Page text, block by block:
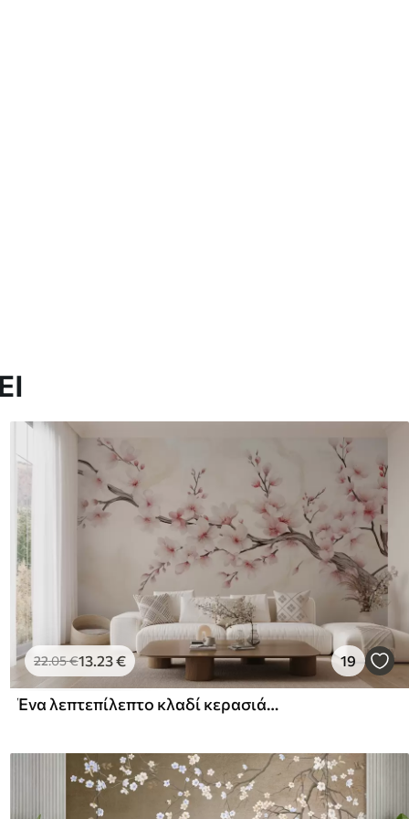
22.05€13.23€ 19
Ένα λεπτεπίλεπτο κλαδί κερασιάς με απαλά ροζ λουλούδια σε ανοιχτόχρωμο φόντο